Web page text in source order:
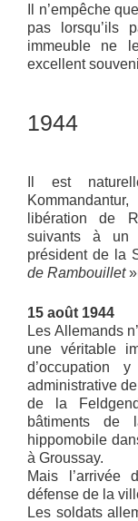
Il n’empêche
pas lorsqu’ils
immeuble ne
excellent
1944
Il est
libération de
suivants à un
président de la
de Rambouillet
15 août 1944
Les Allemands
une véritable
d’occupation
administrative
de la
bâtiments de
hippomobile
à Groussay.
Mais l’arrivée
défense de la
Les soldats